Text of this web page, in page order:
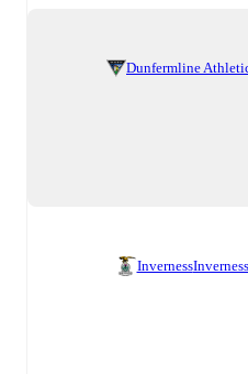
Dunfermline
Inverness